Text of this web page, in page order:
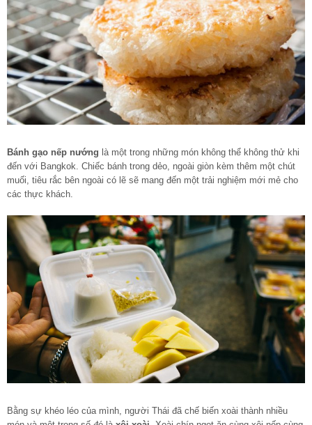
Bánh gạo nếp nướng là một trong những món không thể không thử khi
đến với Bangkok. Chiếc bánh trong dẻo, ngoài giòn kèm thêm một chút
muối, tiêu rắc bên ngoài có lẽ sẽ mang đến một trải nghiệm mới mẻ cho
các thực khách.
Bằng sự khéo léo của mình, người Thái đã chế biến xoài thành nhiều